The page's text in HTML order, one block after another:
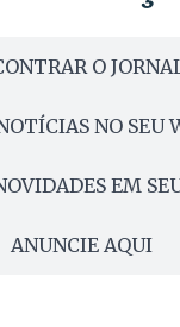
O
NO SEU
EM
ANUNCIE AQUI